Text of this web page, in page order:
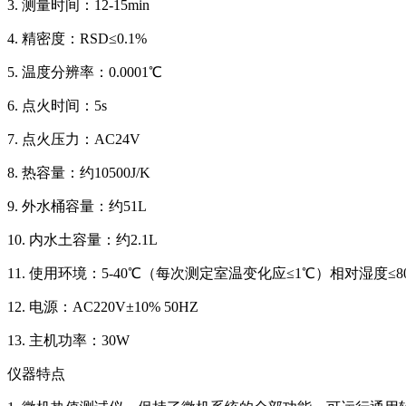
3. 测量时间：12-15min
4. 精密度：RSD≤0.1%
5. 温度分辨率：0.0001℃
6. 点火时间：5s
7. 点火压力：AC24V
8. 热容量：约10500J/K
9. 外水桶容量：约51L
10. 内水土容量：约2.1L
11. 使用环境：5-40℃（每次测定室温变化应≤1℃）相对湿度
12. 电源：AC220V±10% 50HZ
13. 主机功率：30W
仪器特点